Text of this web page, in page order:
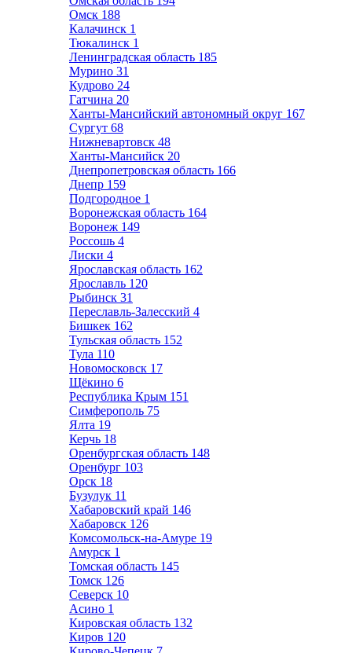
Омск 188
Калачинск 1
Тюкалинск 1
Ленинградская область 185
Мурино 31
Кудрово 24
Гатчина 20
Ханты-Мансийский автономный округ 167
Сургут 68
Нижневартовск 48
Ханты-Мансийск 20
Днепропетровская область 166
Днепр 159
Подгородное 1
Воронежская область 164
Воронеж 149
Россошь 4
Лиски 4
Ярославская область 162
Ярославль 120
Рыбинск 31
Переславль-Залесский 4
Бишкек 162
Тульская область 152
Тула 110
Новомосковск 17
Щёкино 6
Республика Крым 151
Симферополь 75
Ялта 19
Керчь 18
Оренбургская область 148
Оренбург 103
Орск 18
Бузулук 11
Хабаровский край 146
Хабаровск 126
Комсомольск-на-Амуре 19
Амурск 1
Томская область 145
Томск 126
Северск 10
Асино 1
Кировская область 132
Киров 120